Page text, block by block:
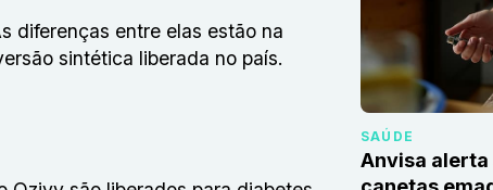
diferenças entre elas estão na
sintética liberada no país.
SAÚDE
Anvisa